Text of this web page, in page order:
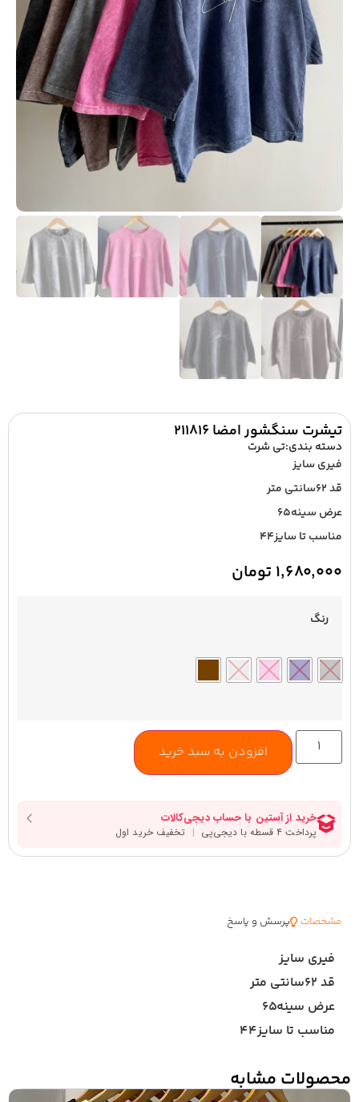
تیشرت سنگشور امضا ۲۱۱۸۱۶
دسته بندی:تی شرت
فیری سایز
قد ۶۲سانتی متر
عرض سینه۶۵
مناسب تا سایز۴۴
۱,۶۸۰,۰۰۰ تومان
رنگ
افزودن به سبد خرید
مشخصات پرسش و پاسخ
فیری سایز
قد ۶۲سانتی متر
عرض سینه۶۵
مناسب تا سایز۴۴
محصولات مشابه